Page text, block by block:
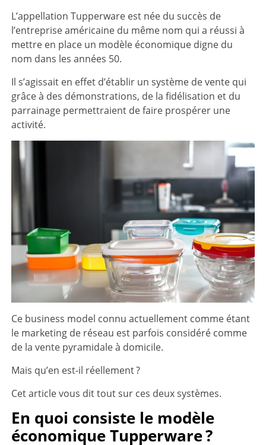
L’appellation Tupperware est née du succès de
l’entreprise américaine du même nom qui a réussi à
mettre en place un modèle économique digne du
nom dans les années 50.
Il s’agissait en effet d’établir un système de vente qui
grâce à des démonstrations, de la fidélisation et du
parrainage permettraient de faire prospérer une
activité.
Ce business model connu actuellement comme étant
le marketing de réseau est parfois considéré comme
de la vente pyramidale à domicile.
Mais qu’en est-il réellement ?
Cet article vous dit tout sur ces deux systèmes.
En quoi consiste le modèle
économique Tupperware ?